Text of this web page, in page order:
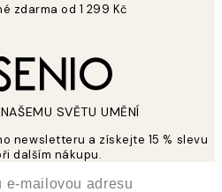
zdarma od 1 299 Kč
SVĚTU UMĚNÍ
newsletteru a získejte 15 % slevu
dalším nákupu.